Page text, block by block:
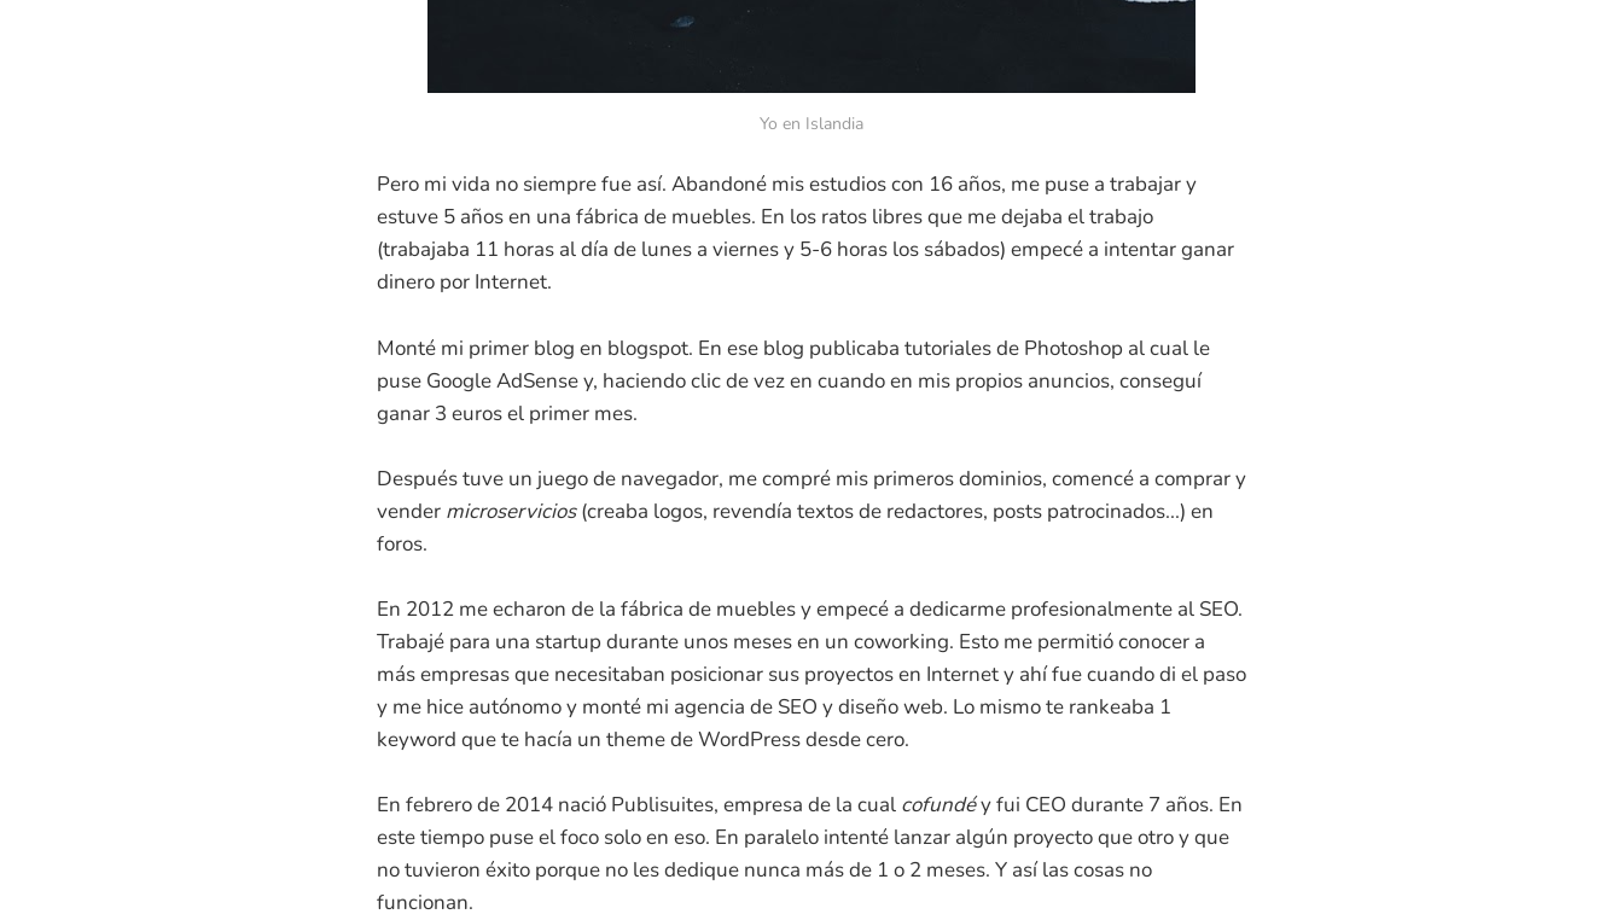
Yo en Islandia
Pero mi vida no siempre fue así. Abandoné mis estudios con 16 años, me puse a trabajar y
estuve 5 años en una fábrica de muebles. En los ratos libres que me dejaba el trabajo
(trabajaba 11 horas al día de lunes a viernes y 5-6 horas los sábados) empecé a intentar ganar
dinero por Internet.
Monté mi primer blog en blogspot. En ese blog publicaba tutoriales de Photoshop al cual le
puse Google AdSense y, haciendo clic de vez en cuando en mis propios anuncios, conseguí
ganar 3 euros el primer mes.
Después tuve un juego de navegador, me compré mis primeros dominios, comencé a comprar y
vender microservicios(creaba logos, revendía textos de redactores, posts patrocinados...) en
foros.
En 2012 me echaron de la fábrica de muebles y empecé a dedicarme profesionalmente al SEO.
Trabajé para una startup durante unos meses en un coworking. Esto me permitió conocer a
más empresas que necesitaban posicionar sus proyectos en Internet y ahí fue cuando di el paso
y me hice autónomo y monté mi agencia de SEO y diseño web. Lo mismo te rankeaba 1
keyword que te hacía un theme de WordPress desde cero.
En febrero de 2014 nació Publisuites, empresa de la cual cofundéy fui CEO durante 7 años. En
este tiempo puse el foco solo en eso. En paralelo intenté lanzar algún proyecto que otro y que
no tuvieron éxito porque no les dedique nunca más de 1 o 2 meses. Y así las cosas no
funcionan.